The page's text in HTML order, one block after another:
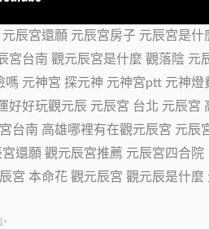
辰宮還願 元辰宮房子 元辰宮是
宮台南 觀元辰宮是什麼 觀落陰
元神宮 探元神 元神宮ptt 元神
好好玩觀元辰 元辰宮 台北 元辰
台南 高雄哪裡有在觀元辰宮 元
還願 觀元辰宮推薦 元辰宮四合
宮 本命花 觀元辰宮 觀元辰是什麼